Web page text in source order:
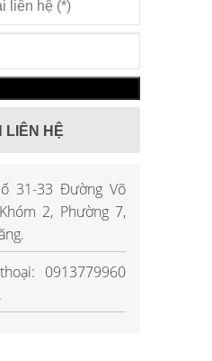
LIÊN HỆ
31-33 Đường Võ
2, Phường 7,
0913779960